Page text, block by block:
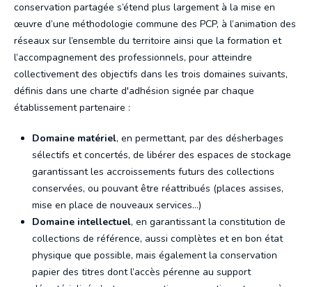
conservation partagée s’étend plus largement à la mise en
œuvre d’une méthodologie commune des PCP, à l’animation des
réseaux sur l’ensemble du territoire ainsi que la formation et
l’accompagnement des professionnels, pour atteindre
collectivement des objectifs dans les trois domaines suivants,
définis dans une charte d'adhésion signée par chaque
établissement partenaire :
Domaine matériel, en permettant, par des désherbages
sélectifs et concertés, de libérer des espaces de stockage
garantissant les accroissements futurs des collections
conservées, ou pouvant être réattribués (places assises,
mise en place de nouveaux services...)
Domaine intellectuel, en garantissant la constitution de
collections de référence, aussi complètes et en bon état
physique que possible, mais également la conservation
papier des titres dont l’accès pérenne au support